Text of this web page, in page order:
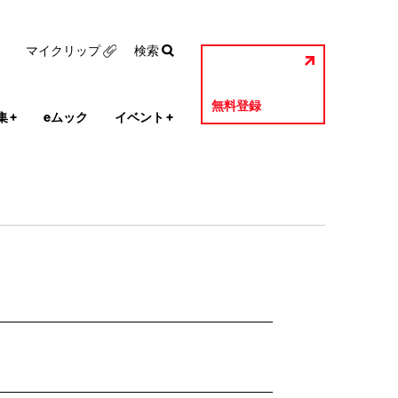
+ eムック イベント +
無料登録
マイクリップ 検索